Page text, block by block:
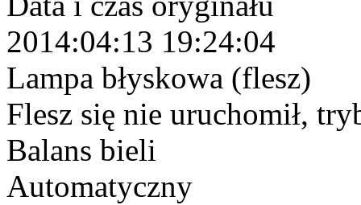
2014:04:13 19:24:04
Lampa błyskowa (flesz)
Flesz się nie uruchomił,
Balans bieli
Automatyczny